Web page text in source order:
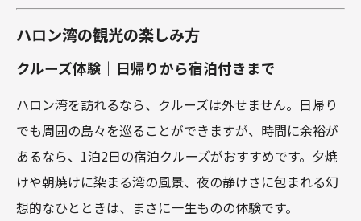
ハロン湾の観光の楽しみ方
クルーズ体験｜日帰りから宿泊付きまで
ハロン湾を訪れるなら、クルーズは外せません。日帰り
でも周囲の島々を巡ることができますが、時間に余裕が
あるなら、1泊2日の宿泊クルーズがおすすめです。夕焼
けや朝焼けに染まる湾の風景、夜の静けさに包まれる幻
想的なひとときは、まさに一生ものの体験です。